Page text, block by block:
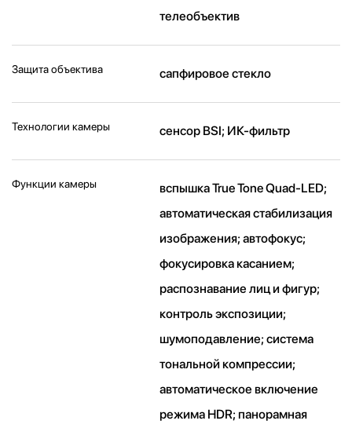
телеобъектив
Защита объектива сапфировое стекло
Технологии камеры cенсор BSI; ИК-фильтр
Функции камеры
вспышка True Tone Quad-LED;
автоматическая стабилизация
изображения; автофокус;
фокусировка касанием;
распознавание лиц и фигур;
контроль экспозиции;
шумоподавление; система
тональной компрессии;
автоматическое включение
режима HDR; панорамная